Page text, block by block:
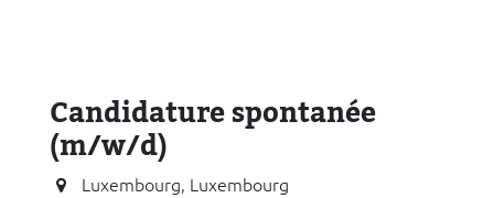
Candidature spontanée
(m/w/d)
Luxembourg, Luxembourg